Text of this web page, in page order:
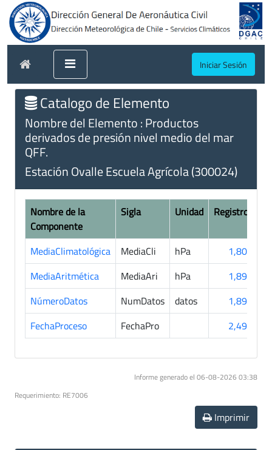
Iniciar Sesión
Catalogo de Elemento
Nombre del Elemento : Productos
derivados de presión nivel medio del mar
QFF.
Estación Ovalle Escuela Agrícola (300024)
Nombre de la
Componente
Sigla Unidad Registros
MediaClimatológica MediaCli hPa
1,809
MediaAritmética
MediaAri hPa
1,898
NúmeroDatos
NumDatos datos
1,898
FechaProceso
FechaPro 2,492
Informe generado el 06-08-2026 03:38
Requerimiento: RE7006
Imprimir